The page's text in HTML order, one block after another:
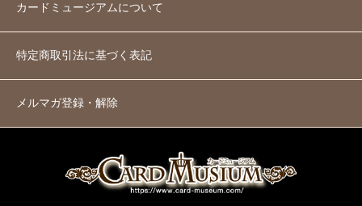
カードミュージアムについて
特定商取引法に基づく表記
メルマガ登録・解除